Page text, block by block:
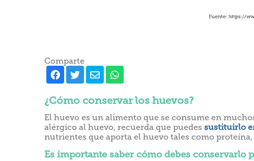
Comparte
¿Cómo conservar los huevos?
El huevo es un alimento que se consume en
alérgico al huevo, recuerda que puedes sustituirlo
nutrientes que aporta el huevo tales como proteína,
Es importante saber cómo debes